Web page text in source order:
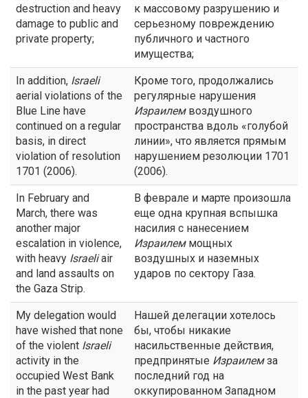
destruction and heavy
damage to public and
private property;
к массовому разрушению и
серьезному повреждению
публичного и частного
имущества;
In addition, Israeli
aerial violations of the
Blue Line have
continued on a regular
basis, in direct
violation of resolution
1701 (2006).
Кроме того, продолжались
регулярные нарушения
Израилемвоздушного
пространства вдоль «голубой
линии», что является прямым
нарушением резолюции 1701
(2006).
In February and
March, there was
another major
escalation in violence,
with heavy Israeliair
and land assaults on
the Gaza Strip.
В феврале и марте произошла
еще одна крупная вспышка
насилия с нанесением
Израилеммощных
воздушных и наземных
ударов по сектору Газа.
My delegation would
have wished that none
of the violent Israeli
activity in the
occupied West Bank
in the past year had
Нашей делегации хотелось
бы, чтобы никакие
насильственные действия,
предпринятые Израилемза
последний год на
оккупированном Западном